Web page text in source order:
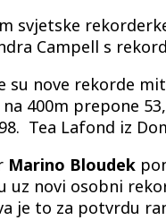
svjetske
Campell s
nove rekorde
400m prepone
Tea Lafond iz
Marino Bloudek
uz novi osobni
je to za potvrdu